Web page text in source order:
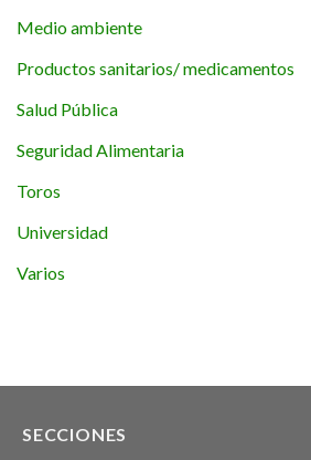
Medio ambiente
Productos sanitarios/ medicamentos
Salud Pública
Seguridad Alimentaria
Toros
Universidad
Varios
SECCIONES